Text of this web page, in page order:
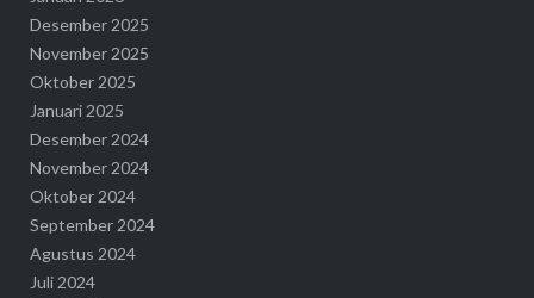
Desember 2025
November 2025
Oktober 2025
Januari 2025
Desember 2024
November 2024
Oktober 2024
September 2024
Agustus 2024
Juli 2024